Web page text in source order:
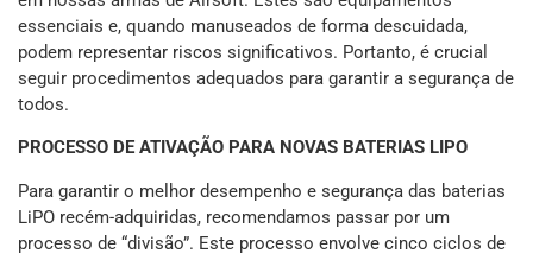
essenciais e, quando manuseados de forma descuidada,
podem representar riscos significativos. Portanto, é crucial
seguir procedimentos adequados para garantir a segurança de
todos.
PROCESSO DE ATIVAÇÃO PARA NOVAS BATERIAS LIPO
Para garantir o melhor desempenho e segurança das baterias
LiPO recém-adquiridas, recomendamos passar por um
processo de “divisão”. Este processo envolve cinco ciclos de